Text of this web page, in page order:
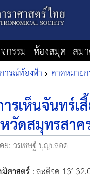
กรรม ห้องสมุด สม
ารณ์ท้องฟ้า คาดหมาย
รเห็นจันทร์เ
วัดสมุทรสาค
ย: วรเชษฐ์ บุญปลอด
ศาสตร์: ละติจูด 13°